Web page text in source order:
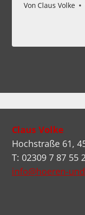
Von Claus Volke
Claus Volke
Hochstraße 61,
T: 02309 7 87 55
info@hoeren-